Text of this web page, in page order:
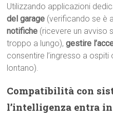
Utilizzando applicazioni
del garage (verificando se è
notifiche (ricevere un avviso
troppo a lungo),gestire
consentire l’ingresso a
lontano).
Compatibilità con
l’intelligenza entra